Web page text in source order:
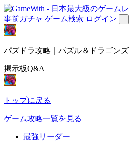
事前ガチャ ゲーム検索 ログイン
パズドラ攻略｜パズル＆ドラゴンズ
掲示板Q&A
トップに戻る
ゲーム攻略一覧を見る
最強リーダー